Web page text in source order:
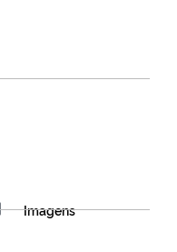
Imagens